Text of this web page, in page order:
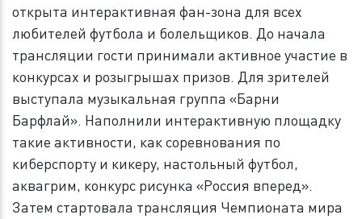
открыта интерактивная фан-зона для всех
любителей футбола и болельщиков. До начала
трансляции гости принимали активное участие в
конкурсах и розыгрышах призов. Для зрителей
выступала музыкальная группа «Барни
Барфлай». Наполнили интерактивную площадку
такие активности, как соревнования по
киберспорту и кикеру, настольный футбол,
аквагрим, конкурс рисунка «Россия вперед».
Затем стартовала трансляция Чемпионата мира